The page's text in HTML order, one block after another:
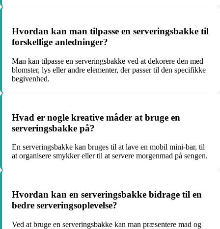
Hvordan kan man tilpasse en serveringsbakke til
forskellige anledninger?
Man kan tilpasse en serveringsbakke ved at dekorere den med
blomster, lys eller andre elementer, der passer til den specifikke
begivenhed.
Hvad er nogle kreative måder at bruge en
serveringsbakke på?
En serveringsbakke kan bruges til at lave en mobil mini-bar, til
at organisere smykker eller til at servere morgenmad på sengen.
Hvordan kan en serveringsbakke bidrage til en
bedre serveringsoplevelse?
Ved at bruge en serveringsbakke kan man præsentere mad og